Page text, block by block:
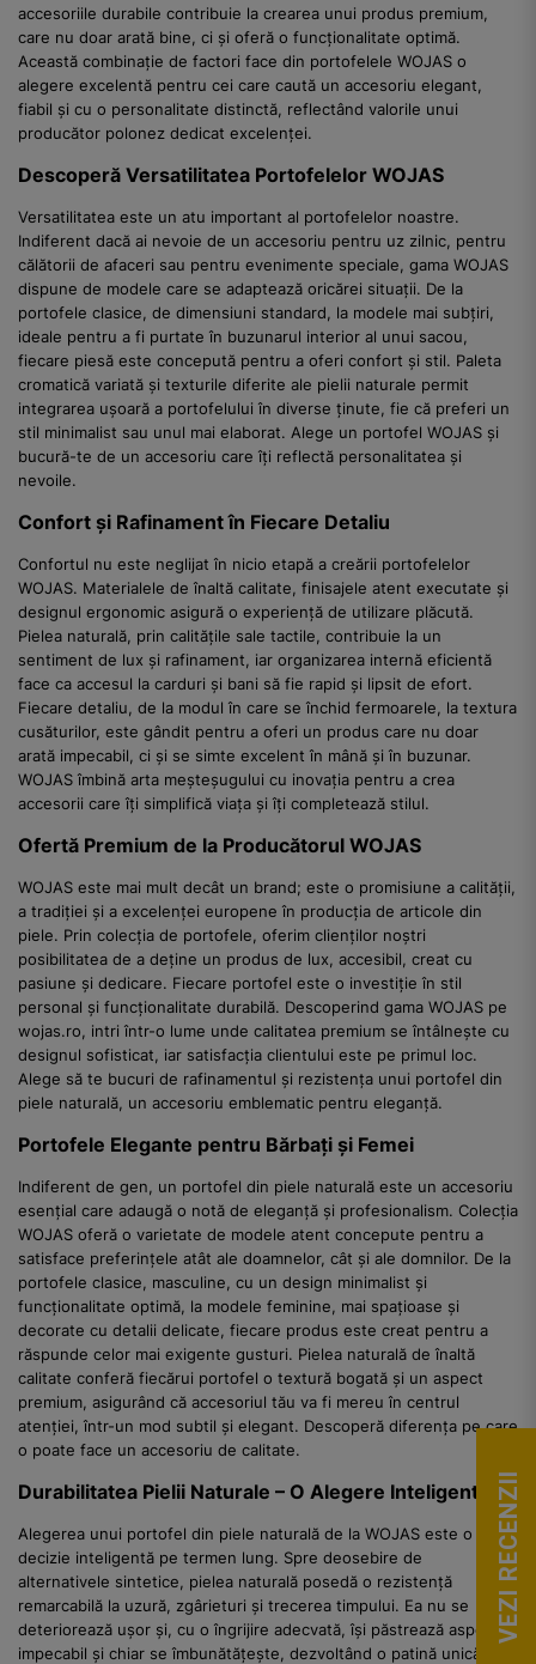
accesoriile durabile contribuie la crearea unui produs premium,
care nu doar arată bine, ci și oferă o funcționalitate optimă.
Această combinație de factori face din portofelele WOJAS o
alegere excelentă pentru cei care caută un accesoriu elegant,
fiabil și cu o personalitate distinctă, reflectând valorile unui
producător polonez dedicat excelenței.
Descoperă Versatilitatea Portofelelor WOJAS
Versatilitatea este un atu important al portofelelor noastre.
Indiferent dacă ai nevoie de un accesoriu pentru uz zilnic, pentru
călătorii de afaceri sau pentru evenimente speciale, gama WOJAS
dispune de modele care se adaptează oricărei situații. De la
portofele clasice, de dimensiuni standard, la modele mai subțiri,
ideale pentru a fi purtate în buzunarul interior al unui sacou,
fiecare piesă este concepută pentru a oferi confort și stil. Paleta
cromatică variată și texturile diferite ale pielii naturale permit
integrarea ușoară a portofelului în diverse ținute, fie că preferi un
stil minimalist sau unul mai elaborat. Alege un portofel WOJAS și
bucură-te de un accesoriu care îți reflectă personalitatea și
nevoile.
Confort și Rafinament în Fiecare Detaliu
Confortul nu este neglijat în nicio etapă a creării portofelelor
WOJAS. Materialele de înaltă calitate, finisajele atent executate și
designul ergonomic asigură o experiență de utilizare plăcută.
Pielea naturală, prin calitățile sale tactile, contribuie la un
sentiment de lux și rafinament, iar organizarea internă eficientă
face ca accesul la carduri și bani să fie rapid și lipsit de efort.
Fiecare detaliu, de la modul în care se închid fermoarele, la textura
cusăturilor, este gândit pentru a oferi un produs care nu doar
arată impecabil, ci și se simte excelent în mână și în buzunar.
WOJAS îmbină arta meșteșugului cu inovația pentru a crea
accesorii care îți simplifică viața și îți completează stilul.
Ofertă Premium de la Producătorul WOJAS
WOJAS este mai mult decât un brand; este o promisiune a calității,
a tradiției și a excelenței europene în producția de articole din
piele. Prin colecția de portofele, oferim clienților noștri
posibilitatea de a deține un produs de lux, accesibil, creat cu
pasiune și dedicare. Fiecare portofel este o investiție în stil
personal și funcționalitate durabilă. Descoperind gama WOJAS pe
wojas.ro, intri într-o lume unde calitatea premium se întâlnește cu
designul sofisticat, iar satisfacția clientului este pe primul loc.
Alege să te bucuri de rafinamentul și rezistența unui portofel din
piele naturală, un accesoriu emblematic pentru eleganță.
Portofele Elegante pentru Bărbați și Femei
Indiferent de gen, un portofel din piele naturală este un accesoriu
esențial care adaugă o notă de eleganță și profesionalism. Colecția
WOJAS oferă o varietate de modele atent concepute pentru a
satisface preferințele atât ale doamnelor, cât și ale domnilor. De la
portofele clasice, masculine, cu un design minimalist și
funcționalitate optimă, la modele feminine, mai spațioase și
decorate cu detalii delicate, fiecare produs este creat pentru a
răspunde celor mai exigente gusturi. Pielea naturală de înaltă
calitate conferă fiecărui portofel o textură bogată și un aspect
premium, asigurând că accesoriul tău va fi mereu în centrul
atenției, într-un mod subtil și elegant. Descoperă diferența pe care
o poate face un accesoriu de calitate.
Durabilitatea Pielii Naturale – O Alegere Inteligentă
Alegerea unui portofel din piele naturală de la WOJAS este o
decizie inteligentă pe termen lung. Spre deosebire de
alternativele sintetice, pielea naturală posedă o rezistență
remarcabilă la uzură, zgârieturi și trecerea timpului. Ea nu se
deteriorează ușor și, cu o îngrijire adecvată, își păstrează aspectul
impecabil și chiar se îmbunătățește, dezvoltând o patină unică.
VEZI RECENZII